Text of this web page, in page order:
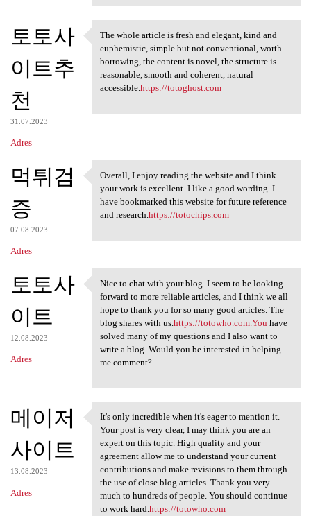
토토사
이트추
천
31.07.2023
Adres
The whole article is fresh
The whole article is fresh and elegant, kind and
euphemistic, simple but not conventional, worth
borrowing, the content is novel, the structure is
reasonable, smooth and coherent, natural
accessible.https://totoghost.com
먹튀검
증
07.08.2023
Adres
Overall, I enjoy reading the
Overall, I enjoy reading the website and I think
your work is excellent. I like a good wording. I
have bookmarked this website for future reference
and research.https://totochips.com
토토사
이트
12.08.2023
Adres
Nice to chat with your blog.
Nice to chat with your blog. I seem to be looking
forward to more reliable articles, and I think we all
hope to thank you for so many good articles. The
blog shares with us. https://totowho.com.You have
solved many of my questions and I also want to
write a blog. Would you be interested in helping
me comment?
메이저
사이트
13.08.2023
Adres
It's only incredible when it
It's only incredible when it's eager to mention it.
Your post is very clear, I may think you are an
expert on this topic. High quality and your
agreement allow me to understand your current
contributions and make revisions to them through
the use of close blog articles. Thank you very
much to hundreds of people. You should continue
to work hard.https://totowho.com